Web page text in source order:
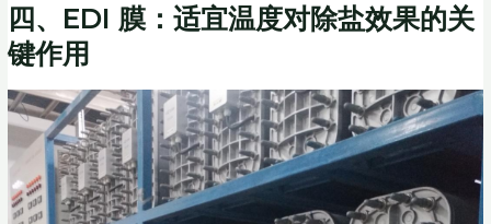
四、EDI 膜：适宜温度对除盐效果的关
键作用